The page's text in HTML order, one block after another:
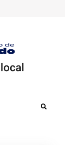
Search